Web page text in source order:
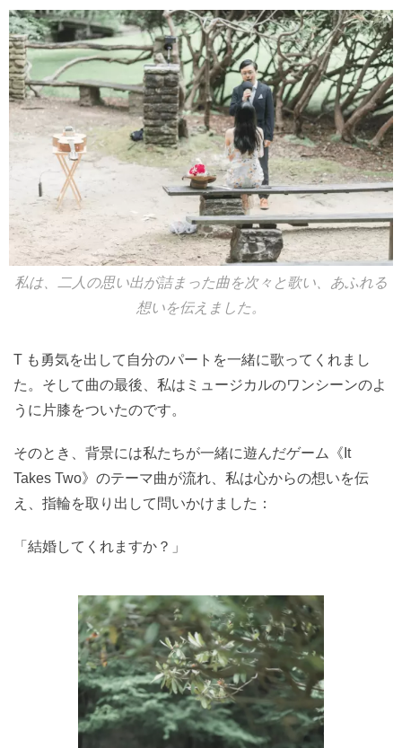
私は、二人の思い出が詰まった曲を次々と歌い、あふれる
想いを伝えました。
T も勇気を出して自分のパートを一緒に歌ってくれまし
た。そして曲の最後、私はミュージカルのワンシーンのよ
うに片膝をついたのです。
そのとき、背景には私たちが一緒に遊んだゲーム《It
Takes Two》のテーマ曲が流れ、私は心からの想いを伝
え、指輪を取り出して問いかけました：
「結婚してくれますか？」